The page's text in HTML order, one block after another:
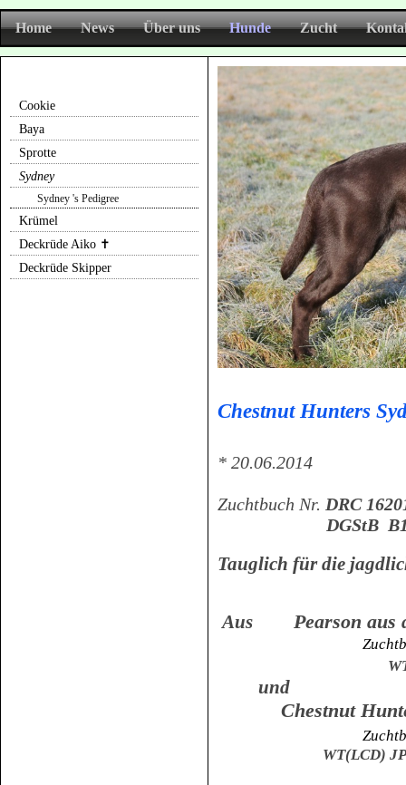
Home News Über uns Hunde Zucht
Cookie
Baya
Sprotte
Sydney
Sydney 's Pedigree
Krümel
Deckrüde Aiko ✝
Deckrüde Skipper
Chestnut Hunters
* 20.06.2014
Zuchtbuch Nr. DRC
DGStB
Tauglich für die
Aus Pearson aus
Zuchtbuch Nr.
WT (
und
Chestnut
Zuchtbuch
WT(LCD) JP/R